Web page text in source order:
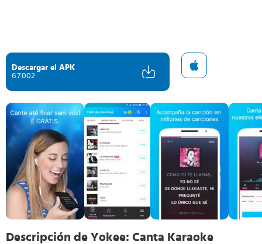
Descargar el APK
6.7.002
Descripción de Yokee: Canta Karaoke